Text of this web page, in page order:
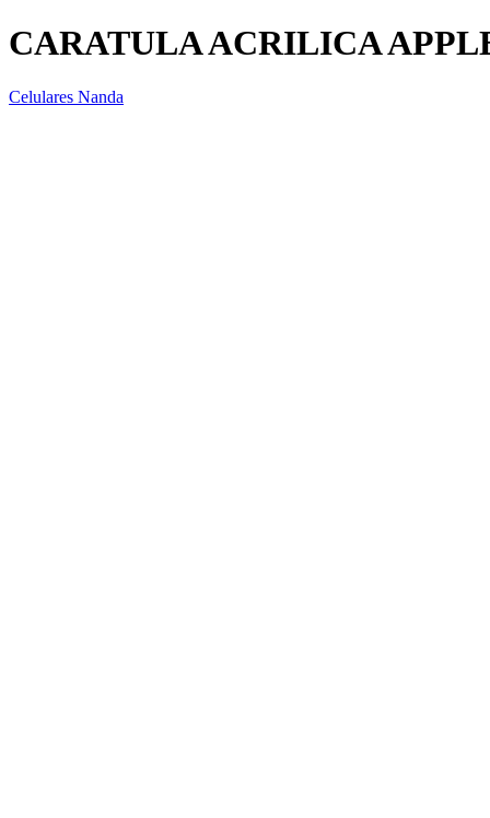
CARATULA ACRILICA
Celulares Nanda